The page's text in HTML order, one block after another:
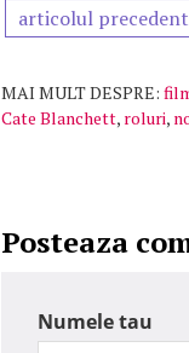
articolul precedent
MAI MULT DESPRE:
Cate Blanchett, roluri,
Posteaza
Numele tau